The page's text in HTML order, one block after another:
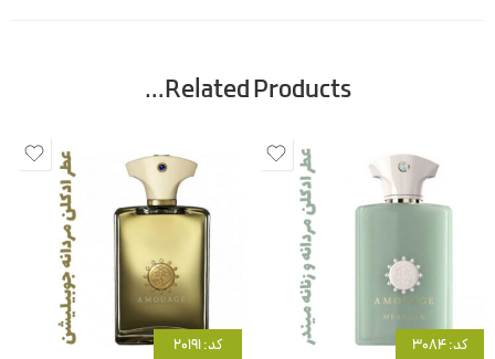
Related Products…
کد: 3084 کد: 20191